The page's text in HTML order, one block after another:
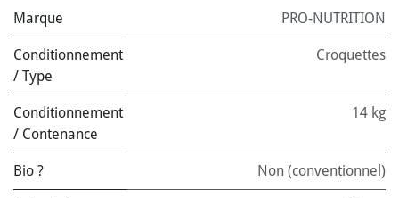
Marque PRO-NUTRITION
Conditionnement
/ Type
Croquettes
Conditionnement
/ Contenance
14 kg
Bio ? Non (conventionnel)